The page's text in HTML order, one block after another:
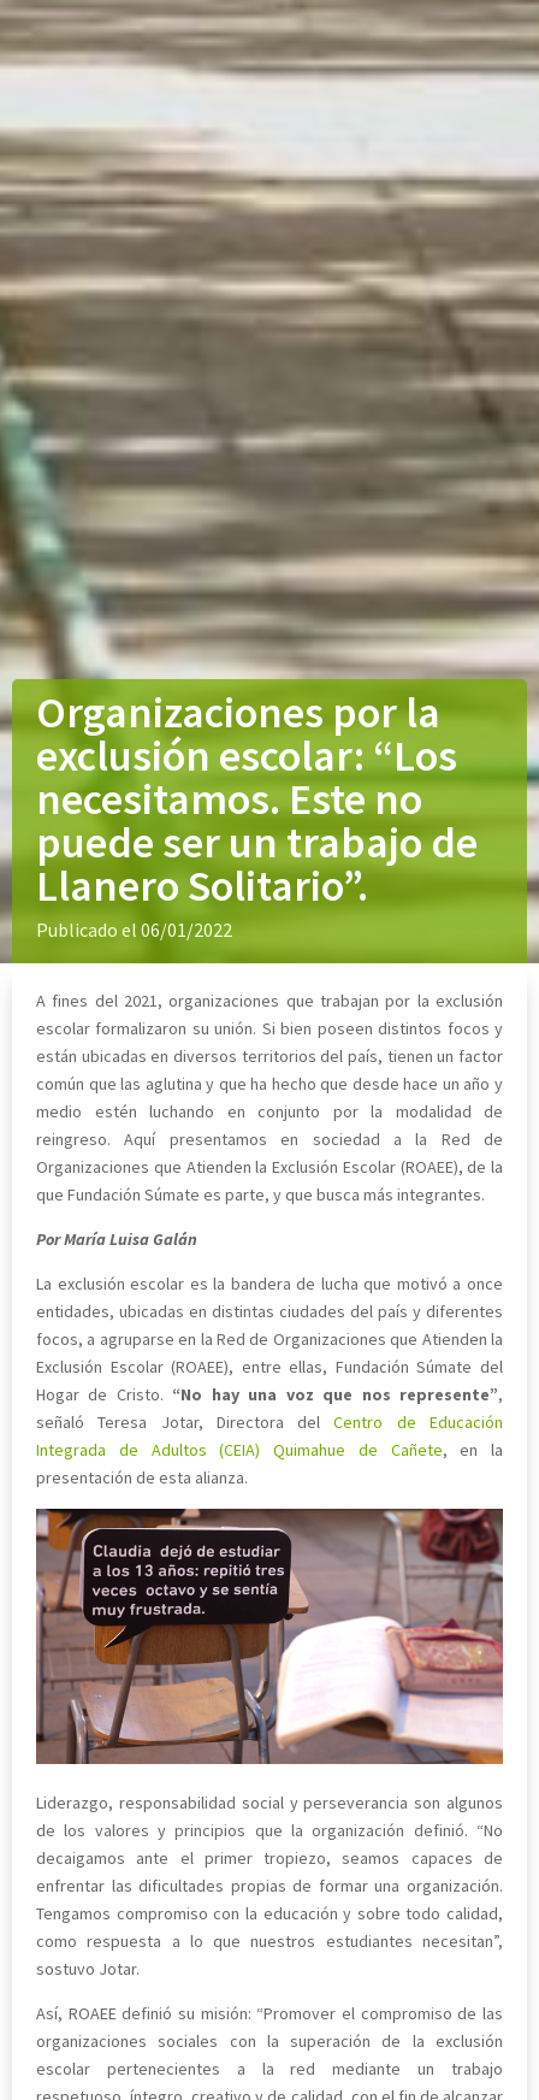
Organizaciones por la
exclusión escolar: “Los
necesitamos. Este no
puede ser un trabajo de
Llanero Solitario”.
Publicado el 06/01/2022
A fines del 2021, organizaciones que trabajan por la exclusión
escolar formalizaron su unión. Si bien poseen distintos focos y
están ubicadas en diversos territorios del país, tienen un factor
común que las aglutina y que ha hecho que desde hace un año y
medio estén luchando en conjunto por la modalidad de
reingreso. Aquí presentamos en sociedad a la Red de
Organizaciones que Atienden la Exclusión Escolar (ROAEE), de la
que Fundación Súmate es parte, y que busca más integrantes.
Por María Luisa Galán
La exclusión escolar es la bandera de lucha que motivó a once
entidades, ubicadas en distintas ciudades del país y diferentes
focos, a agruparse en la Red de Organizaciones que Atienden la
Exclusión Escolar (ROAEE), entre ellas, Fundación Súmate del
Hogar de Cristo. “No hay una voz que nos represente”,
señaló Teresa Jotar, Directora delCentro de Educación
Integrada de Adultos (CEIA) Quimahue de Cañete, en la
presentación de esta alianza.
Liderazgo, responsabilidad social y perseverancia son algunos
de los valores y principios que la organización definió. “No
decaigamos ante el primer tropiezo, seamos capaces de
enfrentar las dificultades propias de formar una organización.
Tengamos compromiso con la educación y sobre todo calidad,
como respuesta a lo que nuestros estudiantes necesitan”,
sostuvo Jotar.
Así, ROAEE definió su misión: “Promover el compromiso de las
organizaciones sociales con la superación de la exclusión
escolar pertenecientes a la red mediante un trabajo